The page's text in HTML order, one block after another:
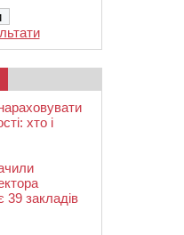
хто і
39 закладів